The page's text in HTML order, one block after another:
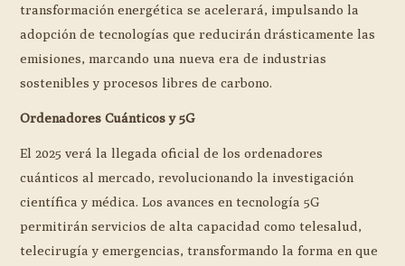
transformación energética se acelerará, impulsando la
adopción de tecnologías que reducirán drásticamente las
emisiones, marcando una nueva era de industrias
sostenibles y procesos libres de carbono.
Ordenadores Cuánticos y 5G
El 2025 verá la llegada oficial de los ordenadores
cuánticos al mercado, revolucionando la investigación
científica y médica. Los avances en tecnología 5G
permitirán servicios de alta capacidad como telesalud,
telecirugía y emergencias, transformando la forma en que